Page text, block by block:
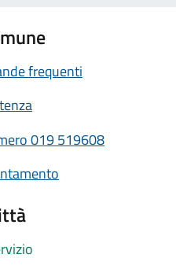
frequenti
019 519608